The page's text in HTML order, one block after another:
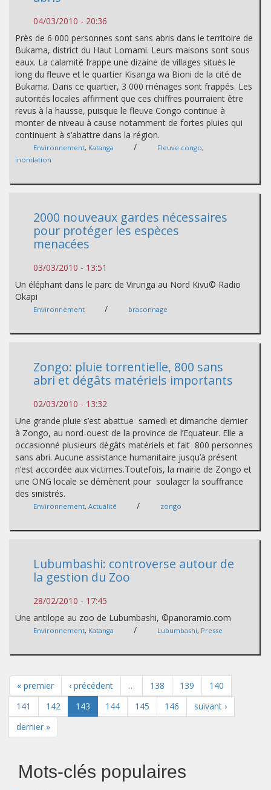
04/03/2010 - 20:36
Près de 6 000 personnes sont sans abris dans le territoire de
Bukama, district du Haut Lomami. Leurs maisons sont sous
eaux. La calamité frappe une dizaine de villages situés le
long du fleuve et le quartier Kisanga wa Bioni de la cité de
Bukama. Dans ce quartier, 3 000 ménages sont frappés. Les
autorités locales affirment que ces chiffres pourraient être
revus à la hausse, puisque le fleuve Congo continue à
monter de niveau à cause notamment de fortes pluies qui
continuent à s’abattre dans la région.
Environnement, Katanga / Fleuve congo,
inondation
2000 nouveaux gardes nécessaires
pour protéger les espèces
menacées
03/03/2010 - 13:51
Un éléphant dans le parc de Virunga au Nord Kivu© Radio
Okapi
Environnement / braconnage
Zongo: pluie torrentielle, 800 sans
abri et dégâts matériels importants
02/03/2010 - 13:32
Une grande pluie s’est abattue samedi et dimanche dernier
à Zongo, au nord-ouest de la province de l’Equateur. Elle a
occasionné plusieurs dégâts matériels et fait 800 personnes
sans abri. Aucune assistance humanitaire jusqu’à présent
n’est accordée aux victimes.Toutefois, la mairie de Zongo et
une ONG locale se démènent pour soulager la souffrance
des sinistrés.
Environnement, Actualité / zongo
Lubumbashi: controverse autour de
la gestion du Zoo
28/02/2010 - 17:45
Une antilope au zoo de Lubumbashi, ©panoramio.com
Environnement, Katanga / Lubumbashi, Presse
« premier ‹ précédent … 138 139
140
141
142 143 144 145 146
suivant ›
dernier »
Mots-clés populaires